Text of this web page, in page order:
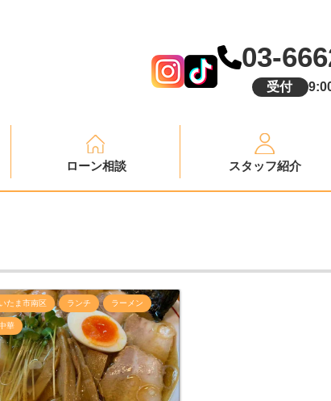
03-
受付
ローン相談 スタッフ紹介
たま市南区 ランチ ラーメン
華